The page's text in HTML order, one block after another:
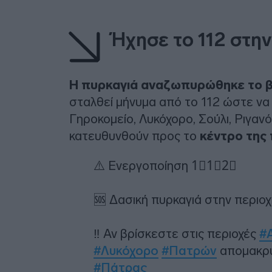
Ήχησε το 112
Η πυρκαγιά αναζωπυρώθηκε το
σταλθεί μήνυμα από το 112 ώστε
Γηροκομείο, Λυκόχορο, Σούλι,
κατευθυνθούν προς το κέντρο
⚠️ Ενεργοποίηση 1⃣1⃣2⃣
🆘 Δασική πυρκαγιά στην
‼️ Αν βρίσκεστε στις περιοχές
#Λυκόχορο #Πατρών
#Πάτρας